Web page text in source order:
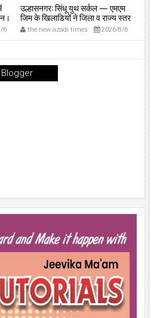
6
उल्हासनगर: सिंधू युथ सर्कल — एमएम
जिम के खिलाडियों ने जिला व राज्य स्तर
पर दबदबा दिखाया, कई पदक साथ लेकर
लौटे।
the new azadi times 2026/8/6
Blogger